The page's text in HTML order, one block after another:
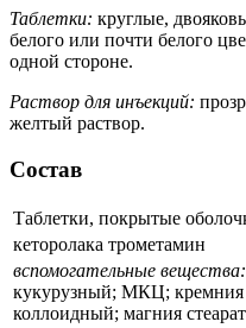
Таблетки: круглые,
белого или почти белого
одной стороне.
Раствор для инъекций:
желтый раствор.
Состав
Таблетки, покрытые
кеторолака трометамин
вспомогательные вещества:
кукурузный; МКЦ; кремния
коллоидный; магния стеарат